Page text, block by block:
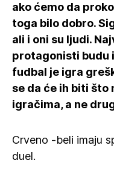
ako ćemo da
toga bilo dobro.
ali i oni su ljudi.
protagonisti budu
fudbal je igra
se da će ih biti što
igračima, a ne
Crveno -beli imaju
duel.